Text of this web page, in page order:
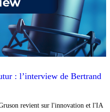
: l’interview de Bertrand
revient sur l'innovation et l'IA